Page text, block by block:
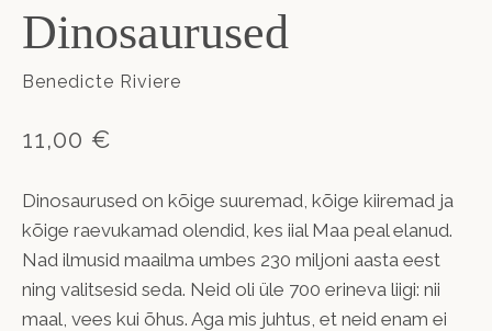
Dinosaurused
Benedicte Riviere
11,00 €
Dinosaurused on kõige suuremad, kõige kiiremad ja
kõige raevukamad olendid, kes iial Maa peal elanud.
Nad ilmusid maailma umbes 230 miljoni aasta eest
ning valitsesid seda. Neid oli üle 700 erineva liigi: nii
maal, vees kui õhus. Aga mis juhtus, et neid enam ei